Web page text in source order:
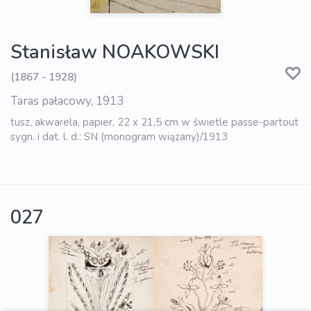
Stanisław NOAKOWSKI
(1867 - 1928)
Taras pałacowy, 1913
tusz, akwarela, papier, 22 x 21,5 cm w świetle passe-partout
sygn. i dat. l. d.: SN (monogram wiązany)/1913
027